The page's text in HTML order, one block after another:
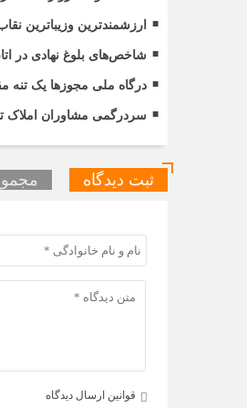
ارزشمندترین وزیباترین
شاخص‌های بلوغ نهادی در
درگاه ملی مجوزها یک تنه
سردرگمی مشاوران املاک
ثبت دیدگاه
قوانین ارسال دیدگاه